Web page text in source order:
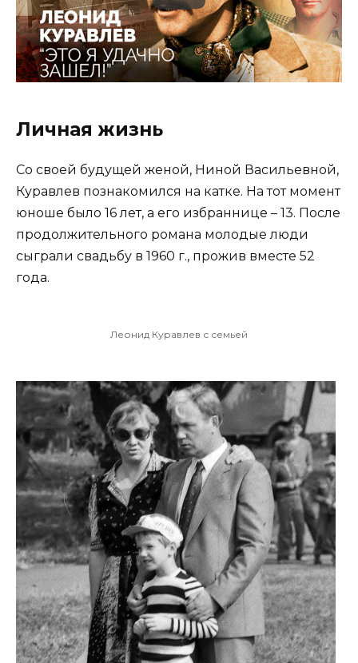
Личная жизнь
Со своей будущей женой, Ниной Васильевной,
Куравлев познакомился на катке. На тот момент
юноше было 16 лет, а его избраннице – 13. После
продолжительного романа молодые люди
сыграли свадьбу в 1960 г., прожив вместе 52
года.
Леонид Куравлев с семьей